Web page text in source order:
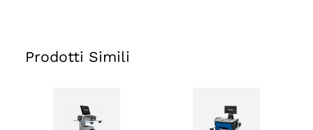
Prodotti Simili